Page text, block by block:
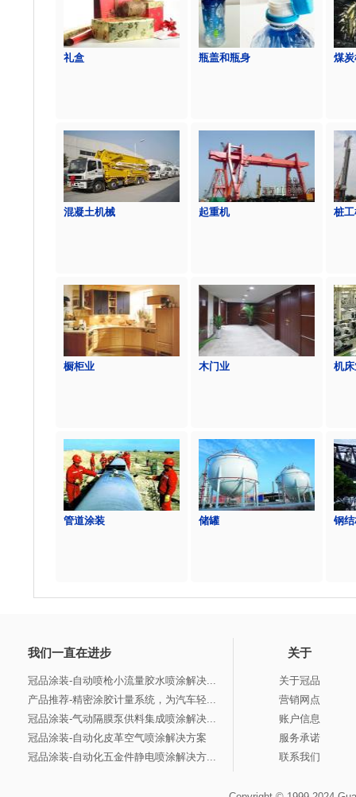
礼盒 瓶盖和瓶身 煤
混凝土机械 起重机 桩
橱柜业 木门业 机床
管道涂装 储罐 钢结
我们一直在进步
冠品涂装-自动喷枪小流量胶水喷涂解决...
产品推荐-精密涂胶计量系统，为汽车轻...
冠品涂装-气动隔膜泵供料集成喷涂解决...
冠品涂装-自动化皮革空气喷涂解决方案
冠品涂装-自动化五金件静电喷涂解决方...
关于
关于冠品
营销网点
账户信息
服务承诺
联系我们